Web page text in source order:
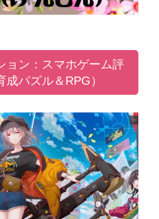
ョン：スマホゲーム評
パズル＆RPG）